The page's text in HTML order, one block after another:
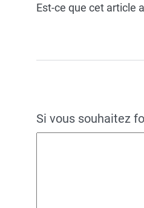
Est-ce que cet article
Si vous souhaitez